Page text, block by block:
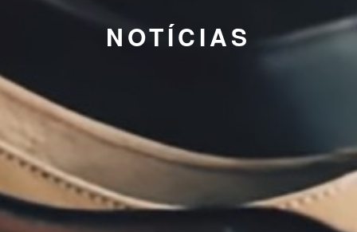
NOTÍCIAS